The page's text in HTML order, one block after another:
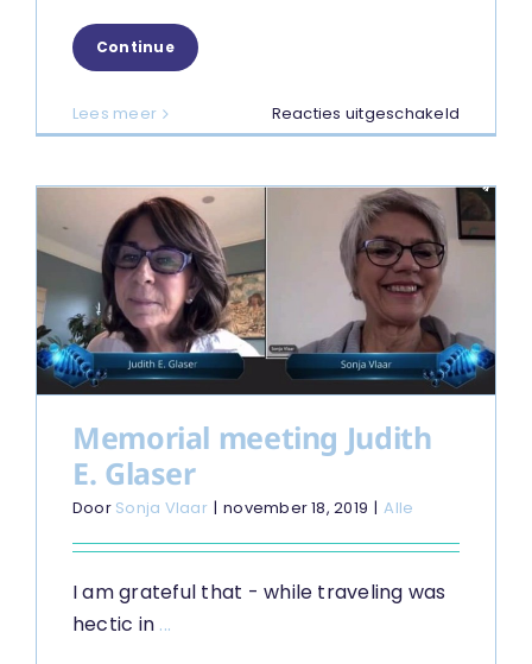
Continue
Lees meer Reacties uitgeschakeld
Skills
Memorial meeting Judith
E. Glaser
Door Sonja Vlaar | november 18, 2019 | Alle
I am grateful that - while traveling was
hectic in ...